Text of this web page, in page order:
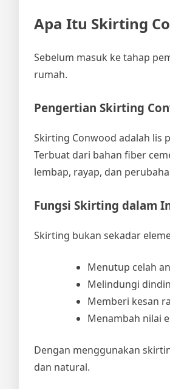
Apa Itu Skirting
Sebelum masuk ke tahap
rumah.
Pengertian Skirting
Skirting Conwood adalah lis
Terbuat dari bahan fiber
lembap, rayap, dan
Fungsi Skirting dalam
Skirting bukan sekadar
Menutup celah
Melindungi
Memberi kesan
Menambah nilai
Dengan menggunakan
dan natural.